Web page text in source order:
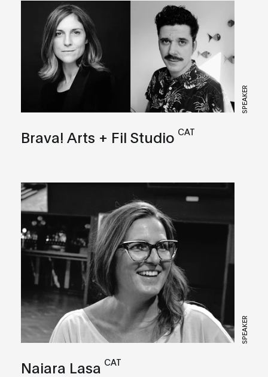
SPEAKER
Brava! Arts + Fil Studio CAT
SPEAKER
Naiara Lasa CAT